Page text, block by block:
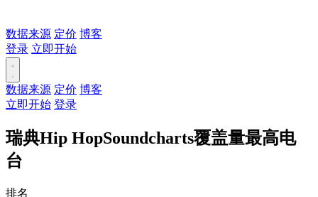
数据来源 定价 博客
登录 立即开始
数据来源 定价 博客
立即开始 登录
瑞典Hip HopSoundcharts覆盖量最高电
台
排名